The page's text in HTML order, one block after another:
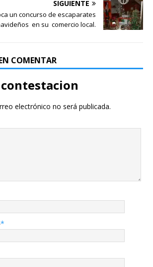
SIGUIENTE
un concurso de escaparates
en su comercio local.
COMENTAR
electrónico no será publicada.
*